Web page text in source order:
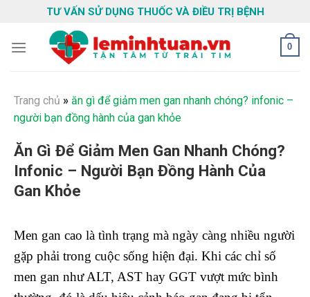
content
TƯ VẤN SỬ DỤNG THUỐC VÀ ĐIỀU TRỊ BỆNH
0
Trang chủ » ăn gì để giảm men gan nhanh chóng? infonic –
người bạn đồng hành của gan khỏe
Ăn Gì Để Giảm Men Gan Nhanh Chóng?
Infonic – Người Bạn Đồng Hành Của
Gan Khỏe
Men gan cao là tình trạng mà ngày càng nhiều người
gặp phải trong cuộc sống hiện đại. Khi các chỉ số
men gan như ALT, AST hay GGT vượt mức bình